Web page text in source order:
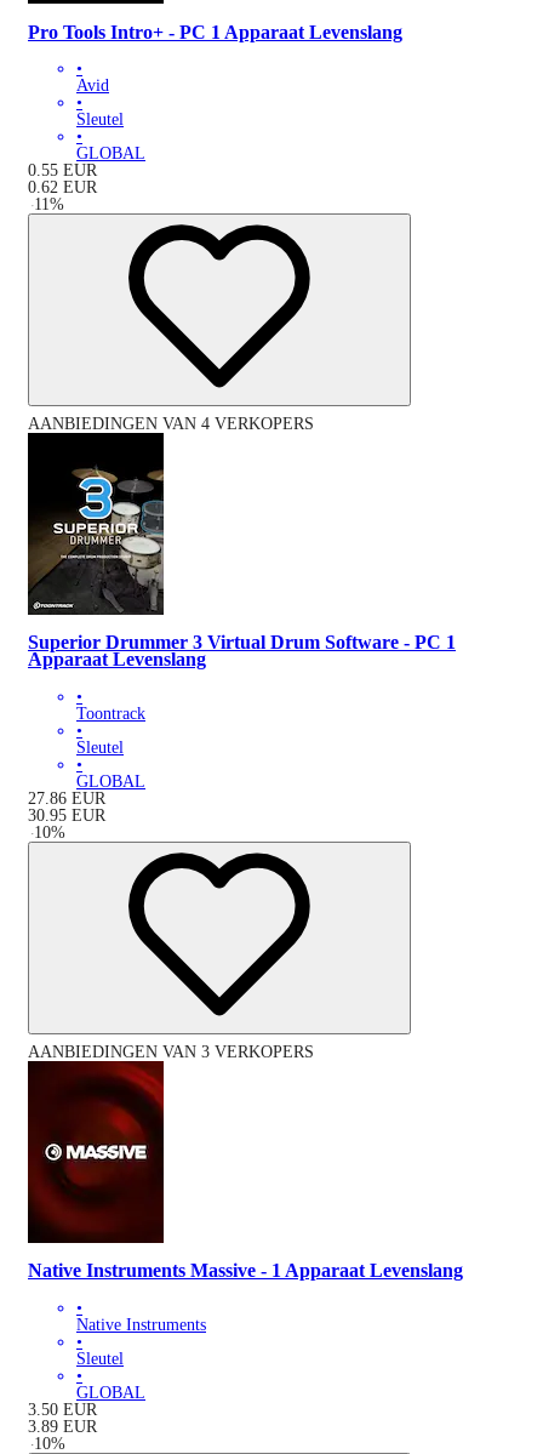
Pro Tools Intro+ - PC 1 Apparaat Levenslang
•
Avid
•
Sleutel
•
GLOBAL
0.55 EUR
0.62 EUR
-11%
AANBIEDINGEN VAN 4 VERKOPERS
Superior Drummer 3 Virtual Drum Software - PC 1
Apparaat Levenslang
•
Toontrack
•
Sleutel
•
GLOBAL
27.86 EUR
30.95 EUR
-10%
AANBIEDINGEN VAN 3 VERKOPERS
Native Instruments Massive - 1 Apparaat Levenslang
•
Native Instruments
•
Sleutel
•
GLOBAL
3.50 EUR
3.89 EUR
-10%